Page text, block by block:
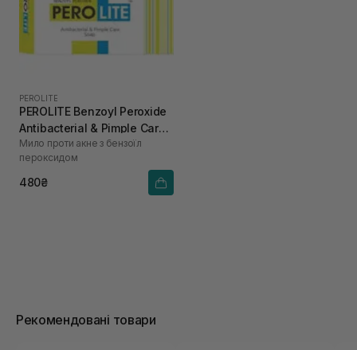
PEROLITE
PEROLITE Benzoyl Peroxide
Antibacterial & Pimple Care
Soap 75 г
Мило проти акне з бензоїл
пероксидом
480₴
Рекомендовані товари